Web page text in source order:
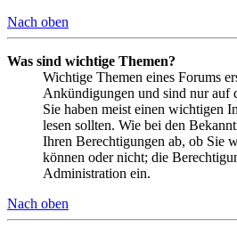
Nach oben
Was sind wichtige Themen?
Wichtige Themen eines Forums
Ankündigungen und sind nur auf
Sie haben meist einen wichtigen
lesen sollten. Wie bei den
Ihren Berechtigungen ab, ob Sie
können oder nicht; die
Administration ein.
Nach oben